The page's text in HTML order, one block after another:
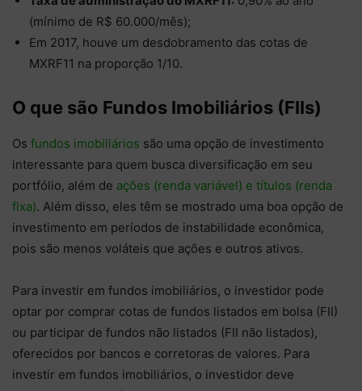
(mínimo de R$ 60.000/mês);
Em 2017, houve um desdobramento das cotas de
MXRF11 na proporção 1/10.
O que são Fundos Imobiliários (FIIs)
Os fundos imobiliários são uma opção de investimento
interessante para quem busca diversificação em seu
portfólio, além de ações (renda variável) e títulos (renda
fixa). Além disso, eles têm se mostrado uma boa opção de
investimento em períodos de instabilidade econômica,
pois são menos voláteis que ações e outros ativos.
Para investir em fundos imobiliários, o investidor pode
optar por comprar cotas de fundos listados em bolsa (FII)
ou participar de fundos não listados (FII não listados),
oferecidos por bancos e corretoras de valores. Para
investir em fundos imobiliários, o investidor deve